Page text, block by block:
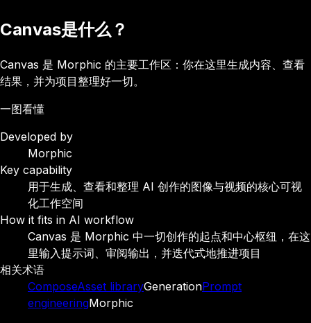
Canvas是什么？
Canvas 是 Morphic 的主要工作区：你在这里生成内容、查看
结果，并为项目整理好一切。
一图看懂
Developed by
Morphic
Key capability
用于生成、查看和整理 AI 创作的图像与视频的核心可视
化工作空间
How it fits in AI workflow
Canvas 是 Morphic 中一切创作的起点和中心枢纽，在这
里输入提示词、审阅输出，并迭代式地推进项目
相关术语
ComposeAsset libraryGenerationPrompt
engineeringMorphic